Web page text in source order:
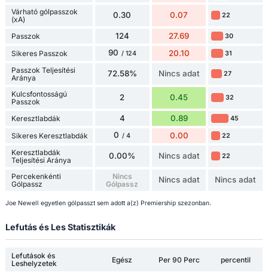
Várható gólpasszok
(xA)
0.30 0.07 22
Passzok 124 27.69 30
Sikeres Passzok 90 / 124 20.10 31
Passzok Teljesítési
Aránya
72.58% Nincs adat 27
Kulcsfontosságú
Passzok
2 0.45 32
Keresztlabdák 4 0.89 45
Sikeres Keresztlabdák 0 / 4 0.00 22
Keresztlabdák
Teljesítési Aránya
0.00% Nincs adat 22
Percekenkénti
Gólpassz
Nincs
Gólpassz
Nincs adat Nincs adat
Joe Newell egyetlen gólpasszt sem adott a(z) Premiership szezonban.
Lefutás és Les Statisztikák
Lefutások és
Leshelyzetek
Egész Per 90 Perc percentil